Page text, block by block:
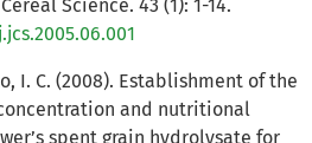
Science. 43 (1): 1-14.
I. C. (2008). Establishment of the
and nutritional
spent grain hydrolysate for